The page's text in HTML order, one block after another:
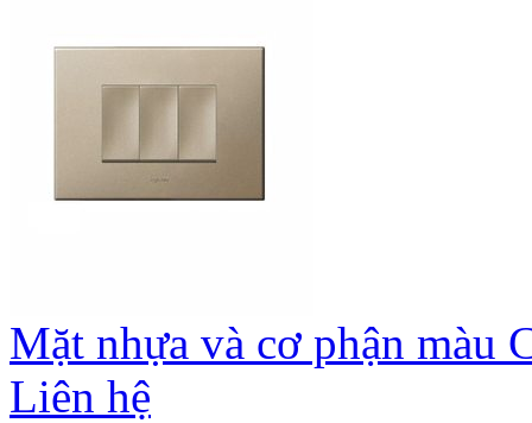
Mặt nhựa và cơ phận màu
Liên hệ